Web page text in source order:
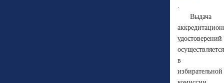
.
Выдача
удостоверений
осуществляется
в
избирательной